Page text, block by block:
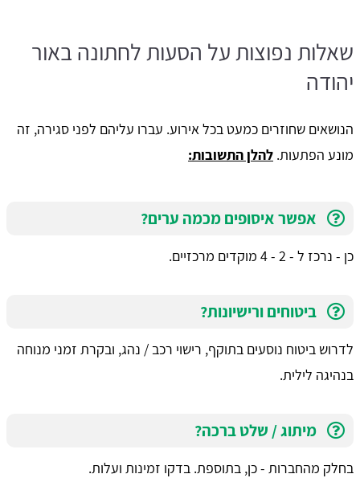
שאלות נפוצות על הסעות לחתונה באור
יהודה
הנושאים שחוזרים כמעט בכל אירוע. עברו עליהם לפני סגירה, זה
מונע הפתעות. להלן התשובות:
אפשר איסופים מכמה ערים?
כן - נרכז ל - 2 - 4 מוקדים מרכזיים.
ביטוחים ורישיונות?
לדרוש ביטוח נוסעים בתוקף, רישוי רכב / נהג, ובקרת זמני מנוחה
בנהיגה לילית.
מיתוג / שלט ברכה?
בחלק מהחברות - כן, בתוספת. בדקו זמינות ועלות.